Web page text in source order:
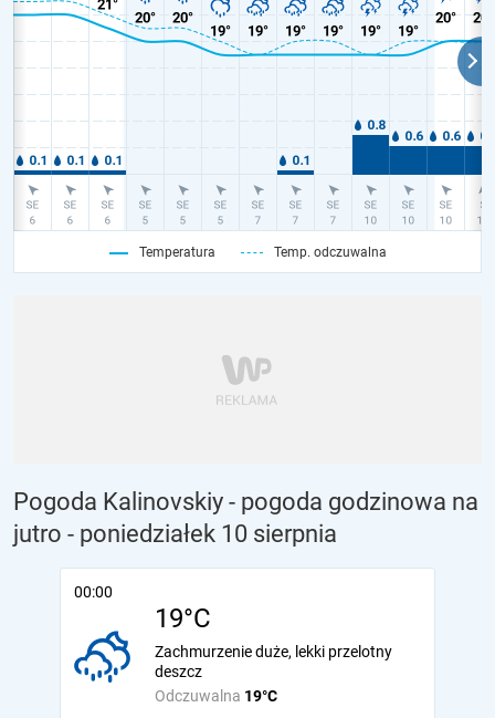
Temperatura Temp. odczuwalna
Pogoda Kalinovskiy - pogoda godzinowa na
jutro - poniedziałek 10 sierpnia
00:00
19°C
Odczuwalna 19°C
Zachmurzenie duże, lekki przelotny
deszcz